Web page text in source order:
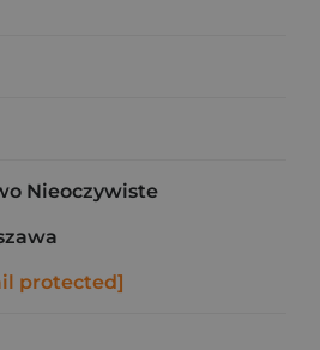
Nieoczywiste
protected]